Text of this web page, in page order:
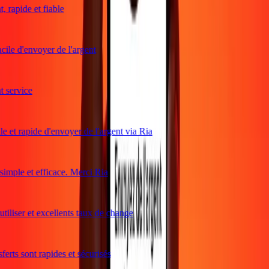
et fiable
d'envoyer de l'argent
rapide d'envoyer de l'argent via Ria
et efficace. Merci Ria
et excellents taux de change
sont rapides et sécurisés